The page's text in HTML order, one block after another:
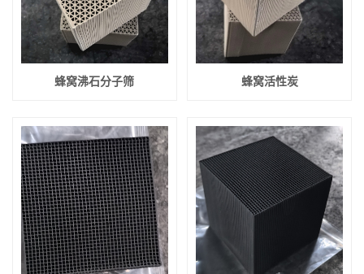
蜂窝沸石分子筛 蜂窝活性炭